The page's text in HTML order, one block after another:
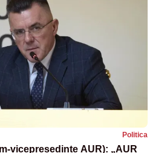
Politica
vicepreședinte AUR): „AUR